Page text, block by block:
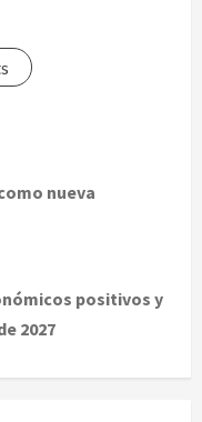
nueva
positivos y
2027